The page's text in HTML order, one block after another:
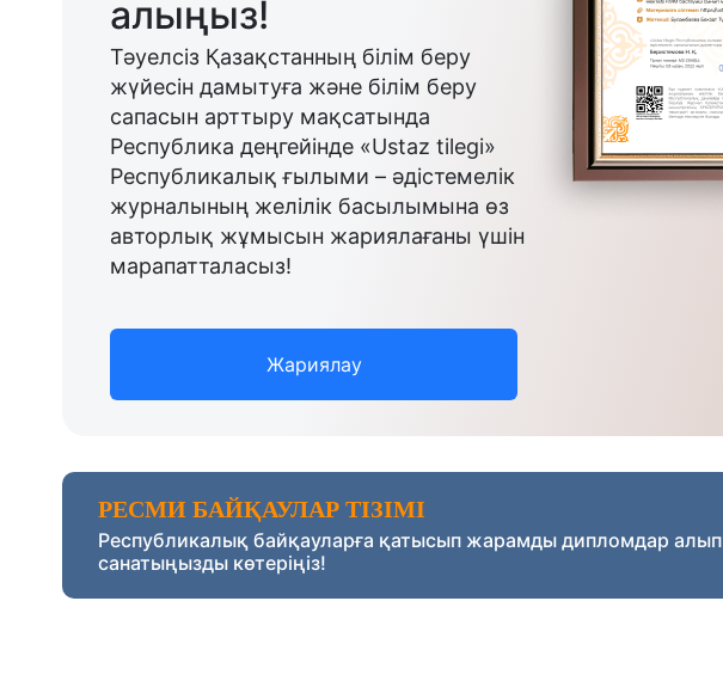
алыңыз!
Тәуелсіз Қазақстанның білім беру
жүйесін дамытуға және білім беру
сапасын арттыру мақсатында
Республика деңгейінде «Ustaz tilegi»
Республикалық ғылыми – әдістемелік
журналының желілік басылымына өз
авторлық жұмысын жариялағаны үшін
марапатталасыз!
Жариялау
РЕСМИ БАЙҚАУЛАР ТІЗІМІ
Республикалық байқауларға қатысып жарамды дипломдар алып
санатыңызды көтеріңіз!